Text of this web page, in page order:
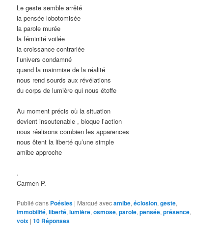
Le geste semble arrêté
la pensée lobotomisée
la parole murée
la féminité voilée
la croissance contrariée
l’univers condamné
quand la mainmise de la réalité
nous rend sourds aux révélations
du corps de lumière qui nous étoffe
Au moment précis où la situation
devient insoutenable , bloque l’action
nous réalisons combien les apparences
nous ôtent la liberté qu’une simple
amibe approche
.
Carmen P.
Publié dans Poésies | Marqué avecamibe,éclosion,geste,
immobilité,liberté,lumière,osmose,parole,pensée,présence,
voix |10 Réponses